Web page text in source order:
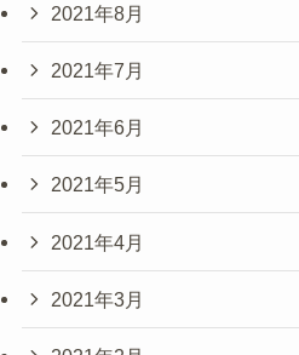
2021年8月
2021年7月
2021年6月
2021年5月
2021年4月
2021年3月